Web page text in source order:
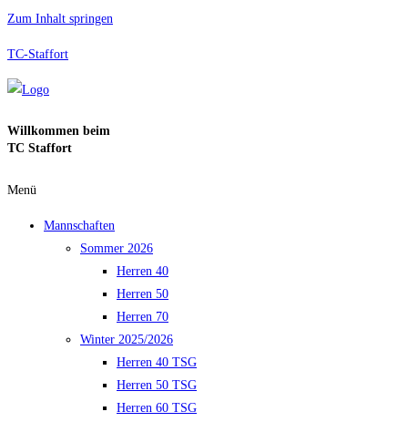
Zum Inhalt springen
TC-Staffort
Willkommen beim
TC Staffort
Menü
Mannschaften
Sommer 2026
Herren 40
Herren 50
Herren 70
Winter 2025/2026
Herren 40 TSG
Herren 50 TSG
Herren 60 TSG